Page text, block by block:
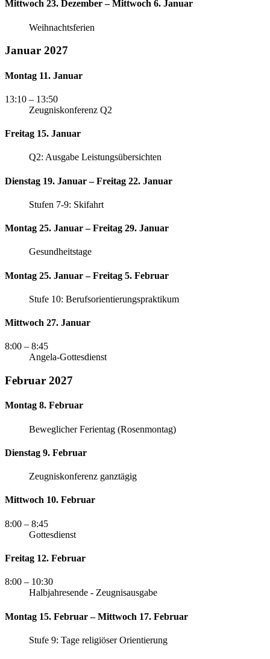
Mittwoch 23. Dezember – Mittwoch 6. Januar
Weihnachtsferien
Januar 2027
Montag 11. Januar
13:10 – 13:50
Zeugniskonferenz Q2
Freitag 15. Januar
Q2: Ausgabe Leistungsübersichten
Dienstag 19. Januar – Freitag 22. Januar
Stufen 7-9: Skifahrt
Montag 25. Januar – Freitag 29. Januar
Gesundheitstage
Montag 25. Januar – Freitag 5. Februar
Stufe 10: Berufsorientierungspraktikum
Mittwoch 27. Januar
8:00 – 8:45
Angela-Gottesdienst
Februar 2027
Montag 8. Februar
Beweglicher Ferientag (Rosenmontag)
Dienstag 9. Februar
Zeugniskonferenz ganztägig
Mittwoch 10. Februar
8:00 – 8:45
Gottesdienst
Freitag 12. Februar
8:00 – 10:30
Halbjahresende - Zeugnisausgabe
Montag 15. Februar – Mittwoch 17. Februar
Stufe 9: Tage religiöser Orientierung